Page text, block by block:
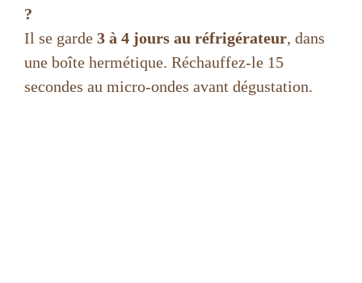
?
Il se garde 3 à 4 jours au réfrigérateur, dans
une boîte hermétique. Réchauffez-le 15
secondes au micro-ondes avant dégustation.